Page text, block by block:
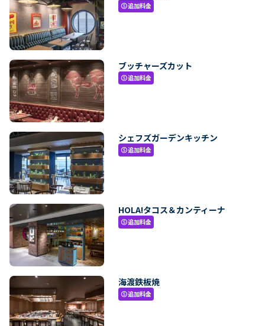
paid追加料金
ブッチャーズカット
paid追加料金
シェフズガーデンキッチン
paid追加料金
HOLA!タコス＆カンティーナ
paid追加料金
海渡鉄板焼
paid追加料金